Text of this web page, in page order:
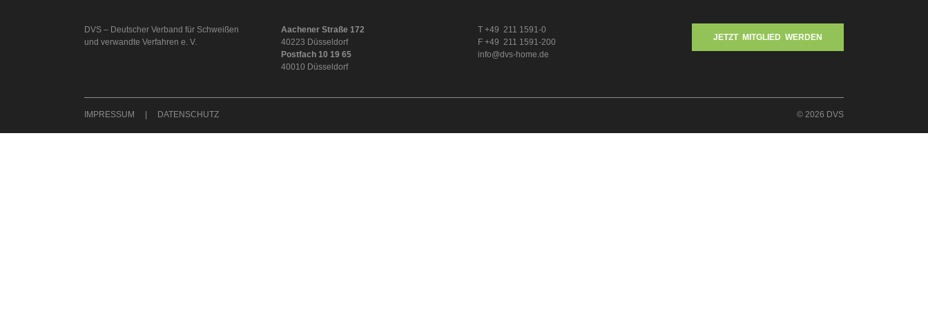
DVS – Deutscher Verband für Schweißen
und verwandte Verfahren e. V.
Aachener Straße 172
40223 Düsseldorf
Postfach 10 19 65
40010 Düsseldorf
T +49 211 1591-0
F +49 211 1591-200
info@dvs-home.de
JETZT MITGLIED WERDEN
IMPRESSUM DATENSCHUTZ © 2026 DVS